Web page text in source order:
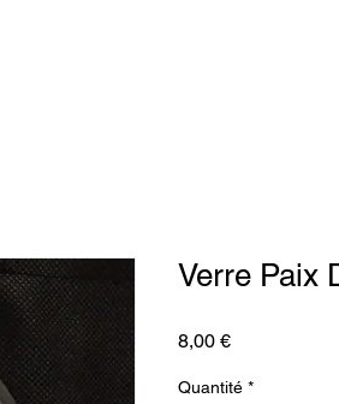
Verre Paix
8,00 €Prix
Quantité *